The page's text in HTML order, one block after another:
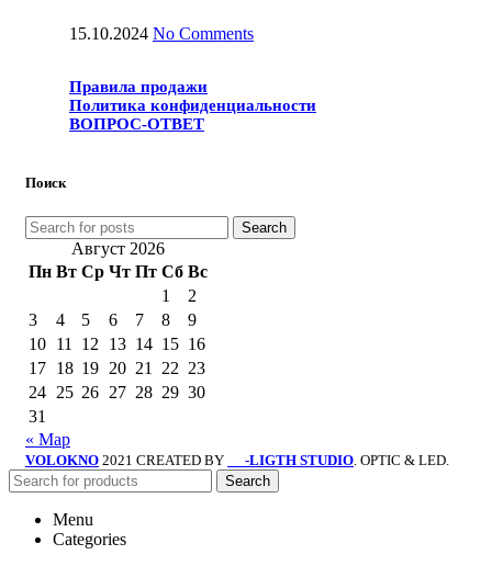
15.10.2024 No Comments
Правила продажи
Политика конфиденциальности
ВОПРОС-ОТВЕТ
Поиск
Search
Август 2026
Пн Вт Ср Чт Пт Сб Вс
1
2
3
4 5 6 7 8
9
10 11 12 13 14 15 16
17 18 19 20 21 22 23
24 25 26 27 28 29 30
31
« Мар
VOLOKNO 2021 CREATED BY -LIGTH STUDIO. OPTIC & LED.
Search
Menu
Categories